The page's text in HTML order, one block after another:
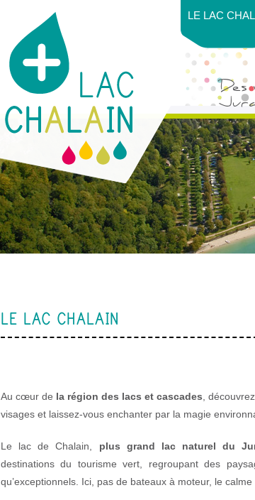
LE LAC
Des
LE LAC CHALAIN
Au cœur de la région des lacs et cascades ,
visages et laissez-vous enchanter par la magie
Le lac de Chalain, plus grand lac naturel du
destinations du tourisme vert, regroupant des
qu’exceptionnels. Ici, pas de bateaux à moteur, le calme